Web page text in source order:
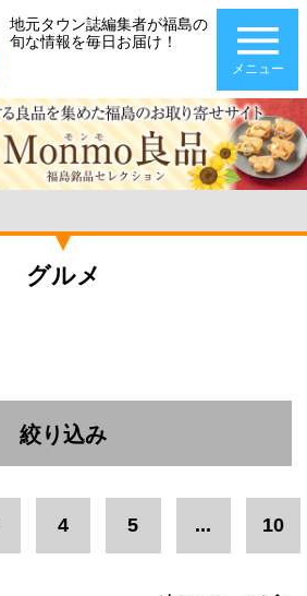
地元タウン誌編集者が福島の
旬な情報を毎日お届け！
メニュー
グルメ
絞り込み
県北エリア 伊達市
4 5 ... 10